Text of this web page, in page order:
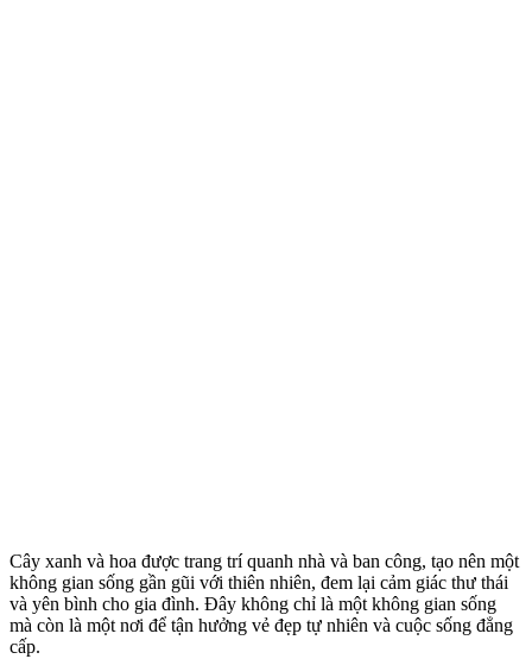
Cây xanh và hoa được trang trí quanh nhà và ban công, tạo nên một
không gian sống gần gũi với thiên nhiên, đem lại cảm giác thư thái
và yên bình cho gia đình. Đây không chỉ là một không gian sống
mà còn là một nơi để tận hưởng vẻ đẹp tự nhiên và cuộc sống đẳng
cấp.